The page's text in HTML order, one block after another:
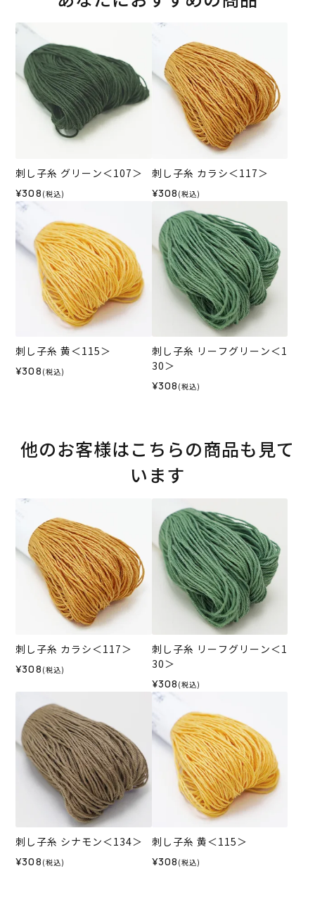
刺し子糸 グリーン＜107＞
¥308 (税込)
刺し子糸 カラシ＜117＞
¥308 (税込)
刺し子糸 黄＜115＞
¥308 (税込)
刺し子糸 リーフグリーン＜1
30＞
¥308 (税込)
他のお客様はこちらの商品も見て
います
刺し子糸 カラシ＜117＞
¥308 (税込)
刺し子糸 リーフグリーン＜1
30＞
¥308 (税込)
刺し子糸 シナモン＜134＞
¥308 (税込)
刺し子糸 黄＜115＞
¥308 (税込)